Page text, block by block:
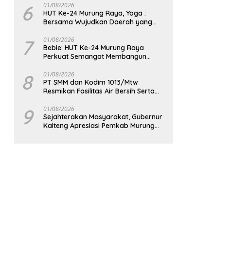
6 01/08/2026
HUT Ke-24 Murung Raya, Yoga :
Bersama Wujudkan Daerah yang
7 01/08/2026
Bebie: HUT Ke-24 Murung Raya
Perkuat Semangat Membangun
8 01/08/2026
PT SMM dan Kodim 1013/Mtw
Resmikan Fasilitas Air Bersih Serta
Masyarakat
9 01/08/2026
Sejahterakan Masyarakat, Gubernur
Kalteng Apresiasi Pemkab Murung